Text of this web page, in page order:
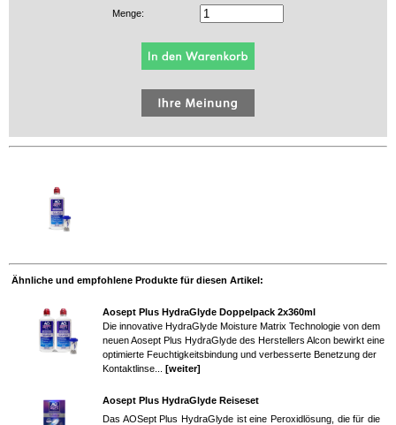
Menge:
Ähnliche und empfohlene Produkte für diesen Artikel:
Aosept Plus HydraGlyde Doppelpack 2x360ml
Die innovative HydraGlyde Moisture Matrix Technologie von dem
neuen Aosept Plus HydraGlyde des Herstellers Alcon bewirkt eine
optimierte Feuchtigkeitsbindung und verbesserte Benetzung der
Kontaktlinse... [weiter]
Aosept Plus HydraGlyde Reiseset
Das AOSept Plus HydraGlyde ist eine Peroxidlösung, die für die